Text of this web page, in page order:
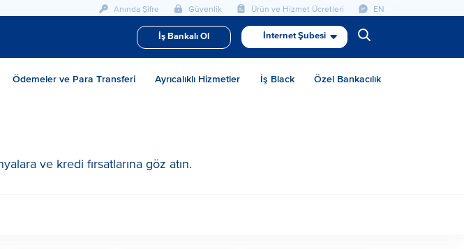
Anında Şifre Güvenlik Ürün ve Hizmet Ücretleri EN
İş Bankalı Ol İnternet Şubesi
Ödemeler ve Para Transferi Ayrıcalıklı Hizmetler İş Black Özel Bankacılık
ve kredi fırsatlarına göz atın.